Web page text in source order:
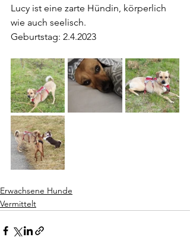
Lucy ist eine zarte Hündin, körperlich
wie auch seelisch.
Geburtstag: 2.4.2023
Erwachsene Hunde
Vermittelt